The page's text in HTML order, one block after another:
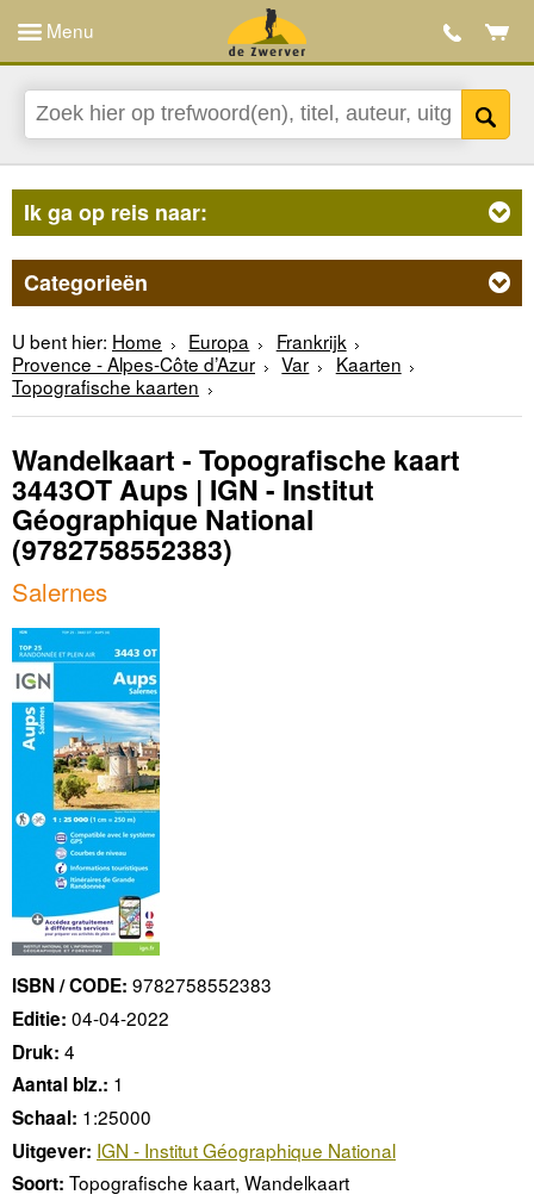
Menu
Ik ga op reis naar:
Categorieën
U bent hier: Home Europa
Frankrijk
Provence - Alpes-Côte d’Azur
Var
Kaarten
Topografische kaarten
Wandelkaart - Topografische kaart
3443OT Aups | IGN - Institut
Géographique National
(9782758552383)
Salernes
ISBN / CODE: 9782758552383
Editie: 04-04-2022
Druk: 4
Aantal blz.: 1
Schaal: 1:25000
Uitgever: IGN - Institut Géographique National
Soort: Topografische kaart, Wandelkaart